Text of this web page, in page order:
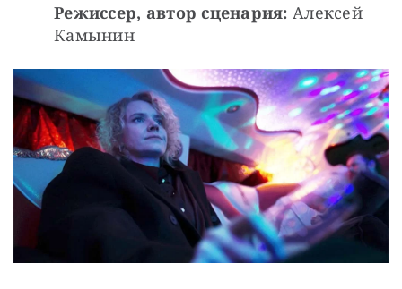
Режиссер, автор сценария: Алексей
Камынин